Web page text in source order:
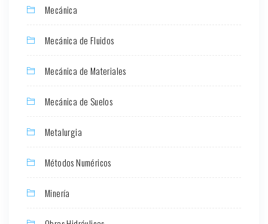
Mecánica
Mecánica de Fluidos
Mecánica de Materiales
Mecánica de Suelos
Metalurgia
Métodos Numéricos
Minería